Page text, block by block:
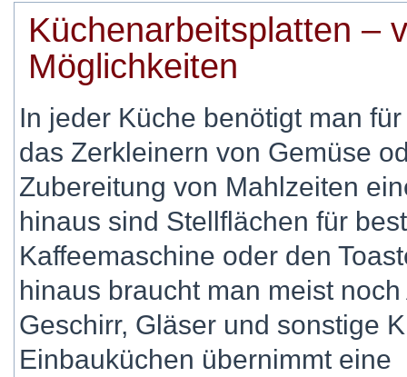
Küchenarbeitsplatten –
Möglichkeiten
In jeder Küche benötigt man
das Zerkleinern von Gemüse
Zubereitung von Mahlzeiten
hinaus sind Stellflächen für
Kaffeemaschine oder den
hinaus braucht man meist
Geschirr, Gläser und sonstige
Einbauküchen übernimmt eine